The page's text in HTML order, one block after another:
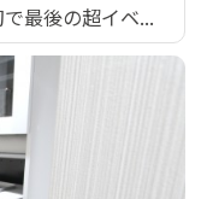
最後の超イベ...